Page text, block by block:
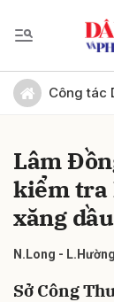
Công tác
Lâm
kiểm tra
xăng dầu
N.Long - L.Hường
Sở Công
Gửi bình